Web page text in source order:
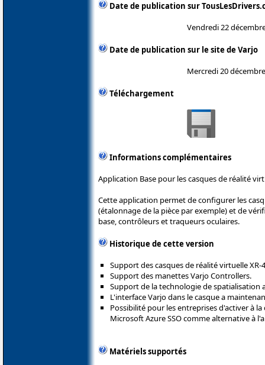
Date de publication sur
Vendredi 22
Date de publication sur le site de Varjo
Mercredi 20
Téléchargement
Informations complémentaires
Application Base pour les casques de réalité
Cette application permet de configurer les
(étalonnage de la pièce par exemple) et de
base, contrôleurs et traqueurs oculaires.
Historique de cette version
Support des casques de réalité virtuelle XR-
Support des manettes Varjo Controllers.
Support de la technologie de spatialisation
L'interface Varjo dans le casque a
Possibilité pour les entreprises d'activer à
Microsoft Azure SSO comme alternative à
Matériels supportés